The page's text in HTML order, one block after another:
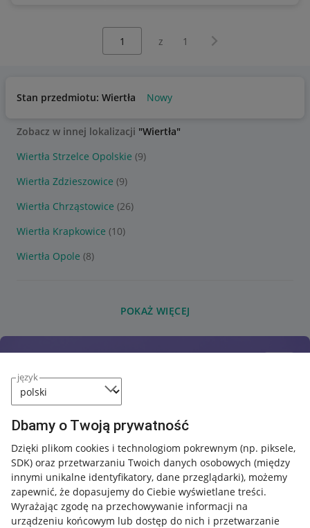
język
Dbamy o Twoją prywatność
Dzięki plikom cookies i technologiom pokrewnym (np. piksele,
SDK) oraz przetwarzaniu Twoich danych osobowych (między
innymi unikalne identyfikatory, dane przeglądarki), możemy
zapewnić, że dopasujemy do Ciebie wyświetlane treści.
Wyrażając zgodę na przechowywanie informacji na
urządzeniu końcowym lub dostęp do nich i przetwarzanie
z 1 Następna strona
Stan przedmiotu: Wiertła Nowy
Zobacz w innej lokalizacji "Wiertła"
Wiertła Strzelce Opolskie (9)
Wiertła Zdzieszowice (9)
Wiertła Chrząstowice (26)
Wiertła Krapkowice (10)
Wiertła Opole (8)
POKAŻ WIĘCEJ